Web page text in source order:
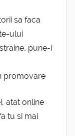
sa faca
ului
pune-i
promovare
atat online
tu si mai